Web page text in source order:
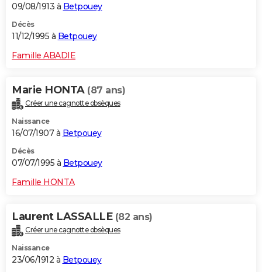
09/08/1913 à Betpouey
Décès
11/12/1995 à Betpouey
Famille ABADIE
Marie HONTA (87 ans)
Créer une cagnotte obsèques
Naissance
16/07/1907 à Betpouey
Décès
07/07/1995 à Betpouey
Famille HONTA
Laurent LASSALLE (82 ans)
Créer une cagnotte obsèques
Naissance
23/06/1912 à Betpouey